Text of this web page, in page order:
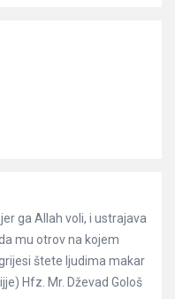
ga Allah voli, i ustrajava
mu otrov na kojem
štete ljudima makar
Hfz. Mr. Dževad Gološ